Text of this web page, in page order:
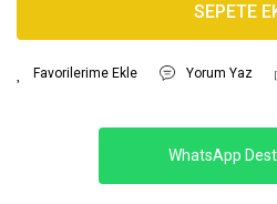
SEPETE
Yorum Yaz
WhatsApp